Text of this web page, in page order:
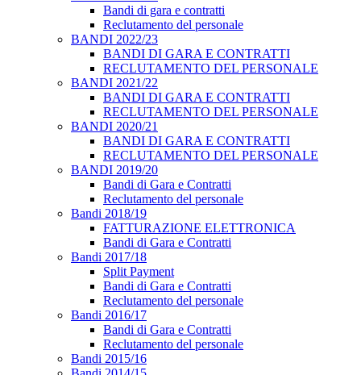
Bandi di gara e contratti
Reclutamento del personale
BANDI 2022/23
BANDI DI GARA E CONTRATTI
RECLUTAMENTO DEL PERSONALE
BANDI 2021/22
BANDI DI GARA E CONTRATTI
RECLUTAMENTO DEL PERSONALE
BANDI 2020/21
BANDI DI GARA E CONTRATTI
RECLUTAMENTO DEL PERSONALE
BANDI 2019/20
Bandi di Gara e Contratti
Reclutamento del personale
Bandi 2018/19
FATTURAZIONE ELETTRONICA
Bandi di Gara e Contratti
Bandi 2017/18
Split Payment
Bandi di Gara e Contratti
Reclutamento del personale
Bandi 2016/17
Bandi di Gara e Contratti
Reclutamento del personale
Bandi 2015/16